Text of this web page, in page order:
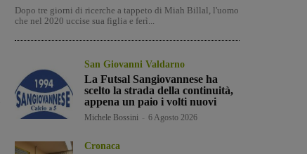
Dopo tre giorni di ricerche a tappeto di Miah Billal, l'uomo
che nel 2020 uccise sua figlia e ferì...
San Giovanni Valdarno
La Futsal Sangiovannese ha
scelto la strada della continuità,
appena un paio i volti nuovi
Michele Bossini 6 Agosto 2026
Cronaca